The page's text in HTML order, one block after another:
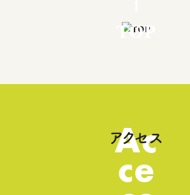
TOP
Ac
ce
アクセス